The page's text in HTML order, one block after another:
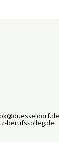
berufskolleg.de